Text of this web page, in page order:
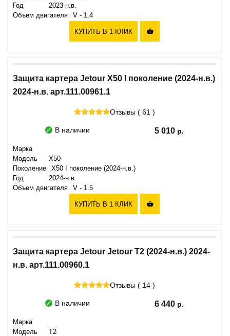
Год
2023-н.в.
Объем двигателя
V - 1.4
КУПИТЬ В 1 КЛИК 
Защита картера Jetour X50 I поколение (2024-н.в.)
2024-н.в. арт.111.00961.1
Отзывы ( 61 )
В наличии 5 010
Марка
Модель
X50
Поколение
X50 I поколение (2024-н.в.)
Год
2024-н.в.
Объем двигателя
V - 1.5
КУПИТЬ В 1 КЛИК 
Защита картера Jetour Jetour T2 (2024-н.в.) 2024-
н.в. арт.111.00960.1
Отзывы ( 14 )
В наличии 6 440
Марка
Модель
T2